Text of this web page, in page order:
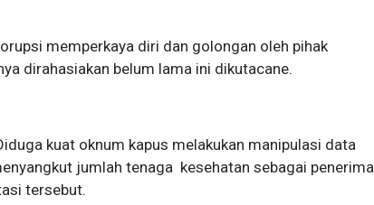
memperkaya diri dan golongan oleh pihak
dirahasiakan belum lama ini dikutacane.
kuat oknum kapus melakukan manipulasi data
jumlah tenaga kesehatan sebagai penerima
tersebut.